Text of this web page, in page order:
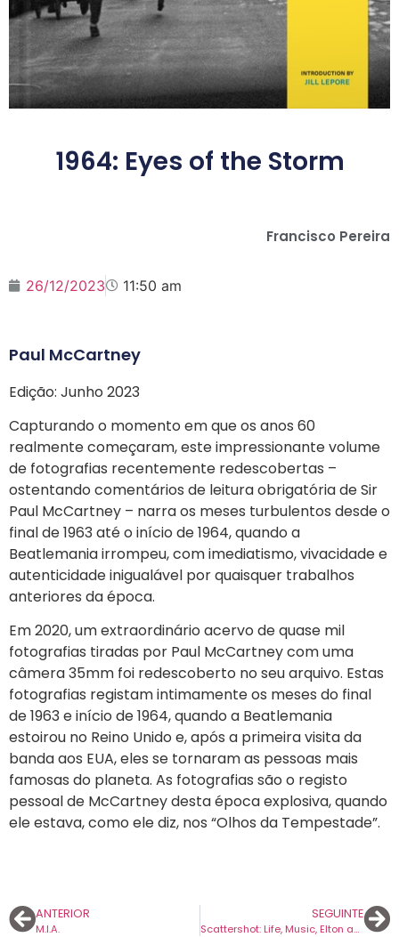
1964: Eyes of the Storm
Francisco Pereira
26/12/2023 11:50 am
Paul McCartney
Edição: Junho 2023
Capturando o momento em que os anos 60
realmente começaram, este impressionante volume
de fotografias recentemente redescobertas –
ostentando comentários de leitura obrigatória de Sir
Paul McCartney – narra os meses turbulentos desde o
final de 1963 até o início de 1964, quando a
Beatlemania irrompeu, com imediatismo, vivacidade e
autenticidade inigualável por quaisquer trabalhos
anteriores da época.
Em 2020, um extraordinário acervo de quase mil
fotografias tiradas por Paul McCartney com uma
câmera 35mm foi redescoberto no seu arquivo. Estas
fotografias registam intimamente os meses do final
de 1963 e início de 1964, quando a Beatlemania
estoirou no Reino Unido e, após a primeira visita da
banda aos EUA, eles se tornaram as pessoas mais
famosas do planeta. As fotografias são o registo
pessoal de McCartney desta época explosiva, quando
ele estava, como ele diz, nos “Olhos da Tempestade”.
ANTERIOR
M.I.A.
SEGUINTE
Scattershot: Life, Music, Elton and Me